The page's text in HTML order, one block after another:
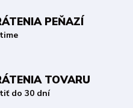
PEŇAZÍ
TOVARU
do 30 dní